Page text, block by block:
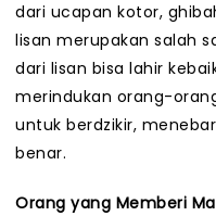
dari ucapan kotor,
lisan merupakan salah
dari lisan bisa lahir
merindukan orang-
untuk berdzikir,
benar.
Orang yang Memberi